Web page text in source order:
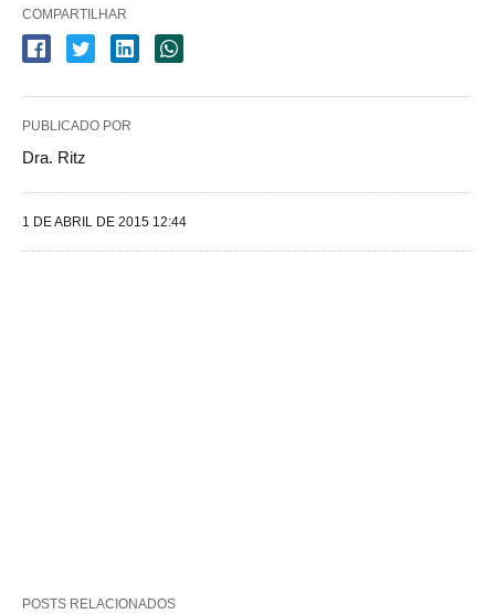
COMPARTILHAR
PUBLICADO POR
Dra. Ritz
1 DE ABRIL DE 2015 12:44
POSTS RELACIONADOS